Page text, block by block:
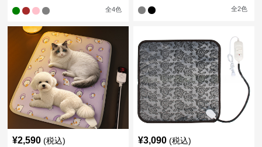
全4色 全2色
¥2,590 (税込) ¥3,090 (税込)